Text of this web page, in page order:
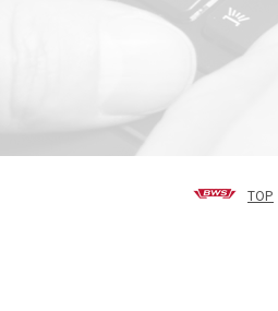
TOP